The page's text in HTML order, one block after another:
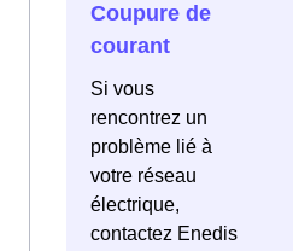
Coupure de
courant
Si vous
rencontrez un
problème lié à
votre réseau
électrique,
contactez Enedis